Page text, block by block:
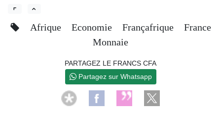
Afrique Economie Françafrique
France
Monnaie
PARTAGEZ LE FRANCS CFA
Partagez sur Whatsapp